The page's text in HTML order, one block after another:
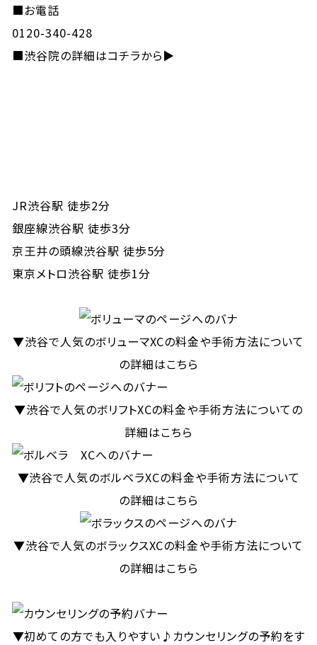
■お電話
0120-340-428
■渋谷院の詳細はコチラから▶
JR渋谷駅 徒歩2分
銀座線渋谷駅 徒歩3分
京王井の頭線渋谷駅 徒歩5分
東京メトロ渋谷駅 徒歩1分
▼渋谷で人気のボリューマXCの料金や手術方法について
の詳細はこちら
▼渋谷で人気のボリフトXCの料金や手術方法についての
詳細はこちら
▼渋谷で人気のボルベラXCの料金や手術方法について
の詳細はこちら
▼渋谷で人気のボラックスXCの料金や手術方法について
の詳細はこちら
▼初めての方でも入りやすい♪カウンセリングの予約をす